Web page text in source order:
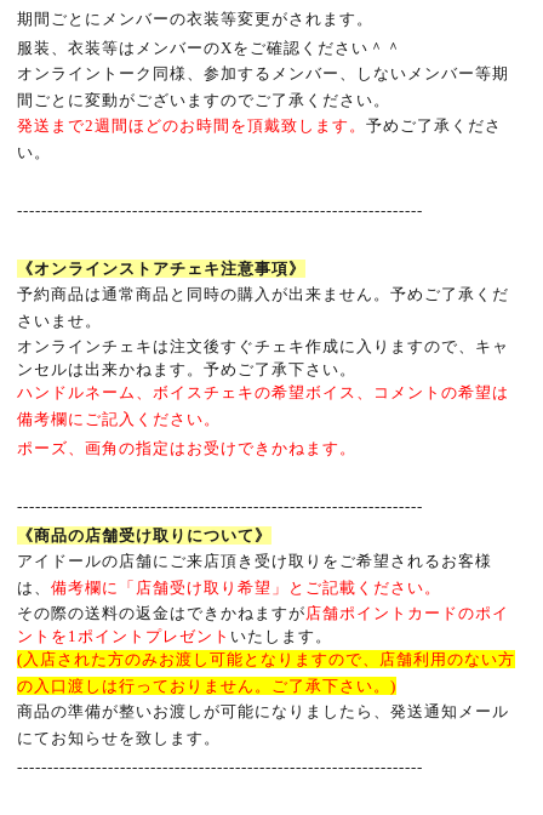
期間ごとにメンバーの衣装等変更がされます。
服装、衣装等はメンバーのXをご確認ください＾＾
オンライントーク同様、参加するメンバー、しないメンバー等期
間ごとに変動がございますのでご了承ください。
発送まで2週間ほどのお時間を頂戴致します。予めご了承くださ
い。
-------------------------------------------------------------------
《オンラインストアチェキ注意事項》
予約商品は通常商品と同時の購入が出来ません。予めご了承くだ
さいませ。
オンラインチェキは注文後すぐチェキ作成に入りますので、キャ
ンセルは出来かねます。予めご了承下さい。
ハンドルネーム、ボイスチェキの希望ボイス、コメントの希望は
備考欄にご記入ください。
ポーズ、画角の指定はお受けできかねます。
-------------------------------------------------------------------
《商品の店舗受け取りについて》
アイドールの店舗にご来店頂き受け取りをご希望されるお客様
は、備考欄に「店舗受け取り希望」とご記載ください。
その際の送料の返金はできかねますが店舗ポイントカードのポイ
ントを 1ポイントプレゼント いたします。
(入店された方のみお渡し可能となりますので、店舗利用のない方
の入口渡しは行っておりません。ご了承下さい。)
商品の準備が整いお渡しが可能になりましたら、発送通知メール
にてお知らせを致します。
-------------------------------------------------------------------